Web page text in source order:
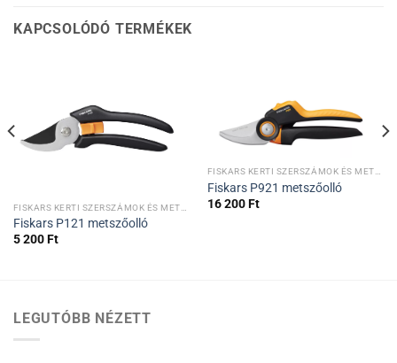
KAPCSOLÓDÓ TERMÉKEK
Fiskars P121 metszőolló
5 200Ft
FISKARS KERTI SZERSZÁMOK ÉS METSZŐOLLÓK
Fiskars P921 metszőolló
16 200Ft
LEGUTÓBB NÉZETT